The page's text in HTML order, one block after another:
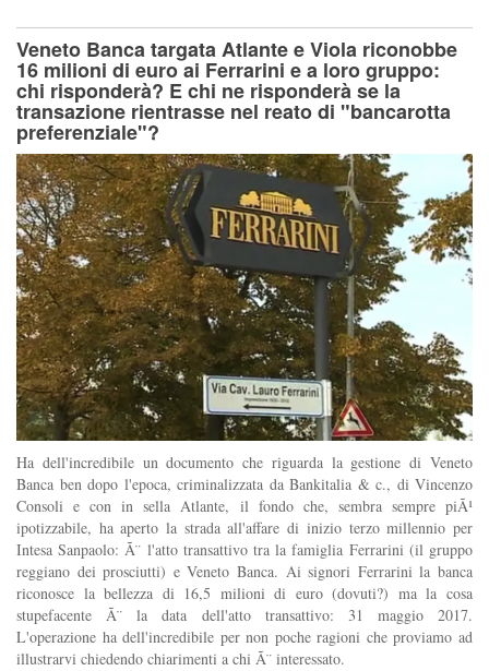
Veneto Banca targata Atlante e Viola riconobbe
16 milioni di euro ai Ferrarini e a loro gruppo:
chi risponderà? E chi ne risponderà se la
transazione rientrasse nel reato di "bancarotta
preferenziale"?
Ha dell'incredibile un documento che riguarda la gestione di Veneto
Banca ben dopo l'epoca, criminalizzata da Bankitalia & c., di Vincenzo
Consoli e con in sella Atlante, il fondo che, sembra sempre piÃ¹
ipotizzabile, ha aperto la strada all'affare di inizio terzo millennio per
Intesa Sanpaolo: Ã¨ l'atto transattivo tra la famiglia Ferrarini (il gruppo
reggiano dei prosciutti) e Veneto Banca. Ai signori Ferrarini la banca
riconosce la bellezza di 16,5 milioni di euro (dovuti?) ma la cosa
stupefacente Ã¨ la data dell'atto transattivo: 31 maggio 2017.
L'operazione ha dell'incredibile per non poche ragioni che proviamo ad
illustrarvi chiedendo chiarimenti a chi Ã¨ interessato.